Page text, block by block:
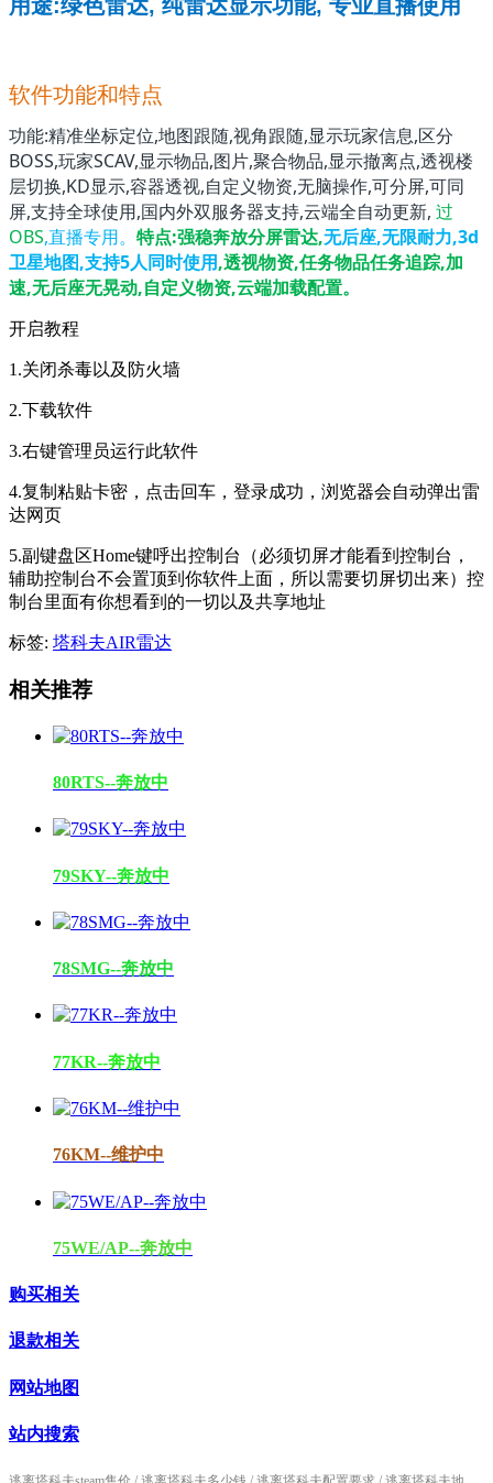
用途:绿色雷达, 纯雷达显示功能, 专业直播使用
软件功能和特点
功能:精准坐标定位,地图跟随,视角跟随,显示玩家信息,区分
BOSS,玩家SCAV,显示物品,图片,聚合物品,显示撤离点,透视楼
层切换,KD显示,容器透视,自定义物资,无脑操作,可分屏,可同
屏,支持全球使用,国内外双服务器支持,云端全自动更新, 过
OBS,直播专用。 特点:强稳奔放分屏雷达,无后座,无限耐力,3d
卫星地图,支持5人同时使用,透视物资,任务物品任务追踪,加
速,无后座无晃动,自定义物资,云端加载配置。
开启教程
1.关闭杀毒以及防火墙
2.下载软件
3.右键管理员运行此软件
4.复制粘贴卡密，点击回车，登录成功，浏览器会自动弹出雷
达网页
5.副键盘区Home键呼出控制台（必须切屏才能看到控制台，
辅助控制台不会置顶到你软件上面，所以需要切屏切出来）控
制台里面有你想看到的一切以及共享地址
标签: 塔科夫AIR雷达
相关推荐
80RTS--奔放中
79SKY--奔放中
78SMG--奔放中
77KR--奔放中
76KM--维护中
75WE/AP--奔放中
购买相关
退款相关
网站地图
站内搜索